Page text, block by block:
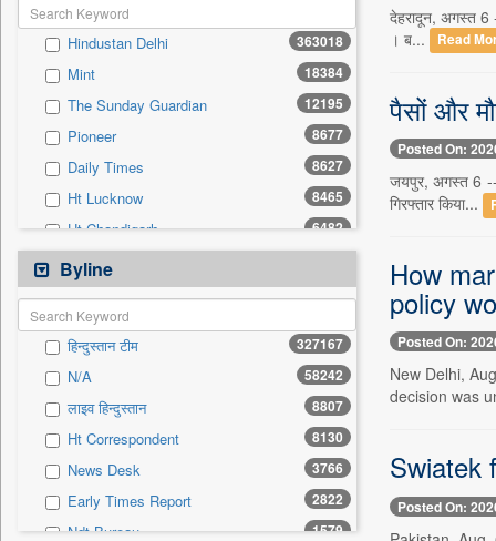
Press Release
Sec 0
Solicitation 0
Hindustan Delhi 363018
Mint 18384
The Sunday Guardian 12195
Pioneer 8677
Daily Times 8627
Ht Lucknow 8465
Ht Chandigarh 6482
Siasat Daily
Ht Mumbai 3024
Early Times
Herald Goa 2868
Daily News Sri Lanka 1926
Kashmir Images 1866
Ekantipur.com 1764
The New Nation 1704
Daily Mirror Sri Lanka 1630
Byline
हिन्दुस्तान टीम 327167
N/A 58242
लाइव हिन्दुस्तान 8807
Ht Correspondent 8130
News Desk 3766
Early Times Report 2822
Ndt Bureau 1579
देहरादून, अगस्त 6
। ब...
Read
पैसों और
Posted On:
जयपुर, अगस्त 6 --
गिरफ्तार किया...
How
policy
Posted On:
New Delhi,
decision was
Swiatek
Posted On: